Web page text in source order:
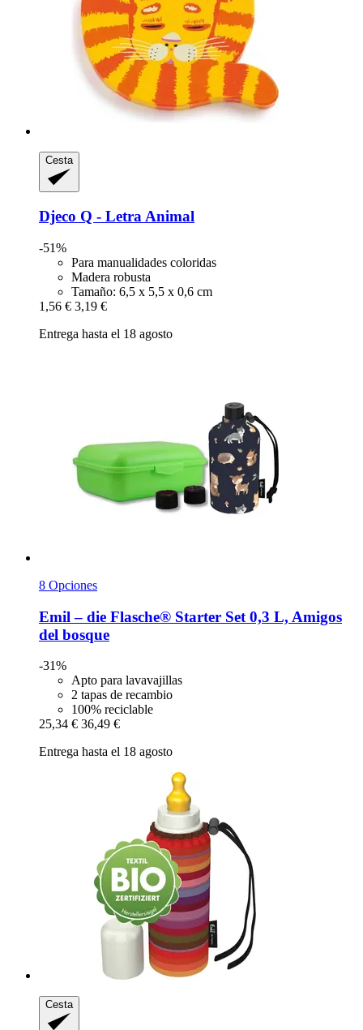
Cesta
Djeco Q -​ Letra Animal
-51%
Para manualidades coloridas
Madera robusta
Tamaño: 6,5 x 5,5 x 0,6 cm
1,56 € 3,19 €
Entrega hasta el 18 agosto
8 Opciones
Emil – die Flasche® Starter Set 0,3 L, Amigos
del bosque
-31%
Apto para lavavajillas
2 tapas de recambio
100% reciclable
25,34 € 36,49 €
Entrega hasta el 18 agosto
Cesta